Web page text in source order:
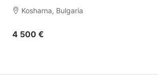
Kosharna, Bulgaria
4 500 €